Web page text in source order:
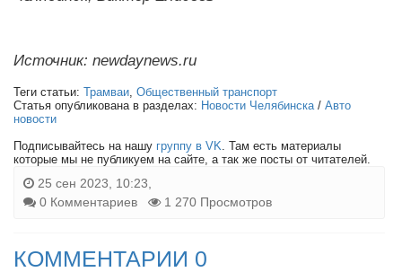
Источник: newdaynews.ru
Теги статьи: Трамваи Общественный транспорт
Статья опубликована в разделах: Новости Челябинска / Авто
новости
Подписывайтесь на нашу группу в VK . Там есть материалы
которые мы не публикуем на сайте, а так же посты от читателей.
25 сен 2023, 10:23,
0 Комментариев
1 270 Просмотров
КОММЕНТАРИИ 0